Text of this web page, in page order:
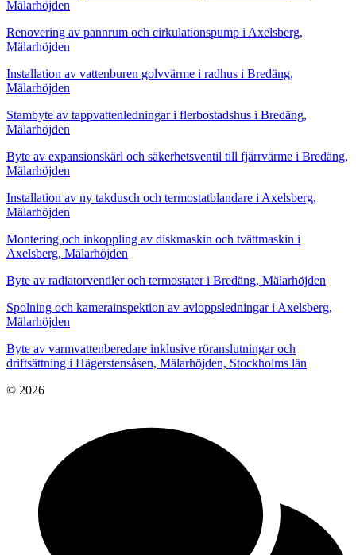
Mälarhöjden
Renovering av pannrum och cirkulationspump i Axelsberg,
Mälarhöjden
Installation av vattenburen golvvärme i radhus i Bredäng,
Mälarhöjden
Stambyte av tappvattenledningar i flerbostadshus i Bredäng,
Mälarhöjden
Byte av expansionskärl och säkerhetsventil till fjärrvärme i Bredäng,
Mälarhöjden
Installation av ny takdusch och termostatblandare i Axelsberg,
Mälarhöjden
Montering och inkoppling av diskmaskin och tvättmaskin i
Axelsberg, Mälarhöjden
Byte av radiatorventiler och termostater i Bredäng, Mälarhöjden
Spolning och kamerainspektion av avloppsledningar i Axelsberg,
Mälarhöjden
Byte av varmvattenberedare inklusive röranslutningar och
driftsättning i Hägerstensåsen, Mälarhöjden, Stockholms län
© 2026